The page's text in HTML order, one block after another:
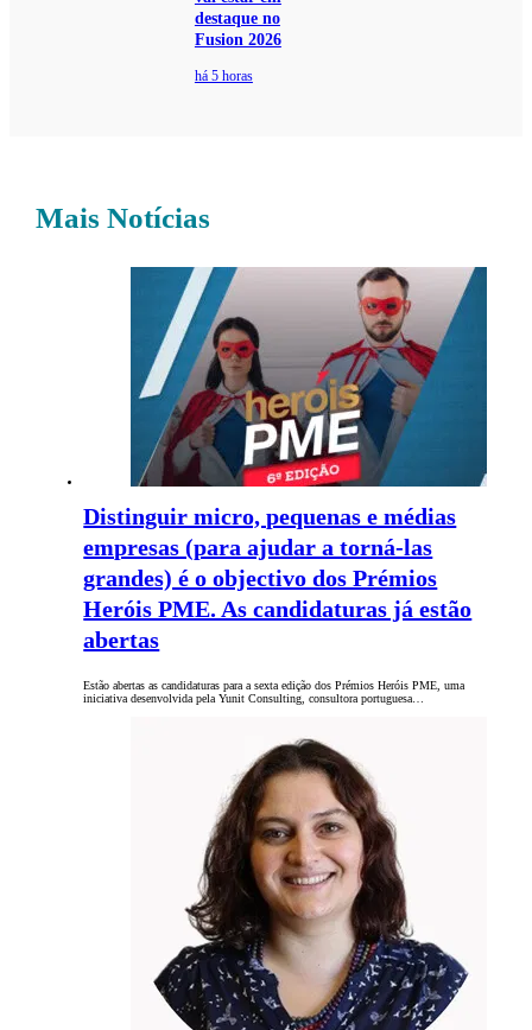
destaque no
Fusion 2026
há 5 horas
Mais Notícias
Distinguir micro, pequenas e médias
empresas (para ajudar a torná-las
grandes) é o objectivo dos Prémios
Heróis PME. As candidaturas já estão
abertas
Estão abertas as candidaturas para a sexta edição dos Prémios Heróis PME, uma
iniciativa desenvolvida pela Yunit Consulting, consultora portuguesa…